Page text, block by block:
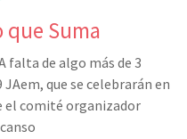
que Suma
falta de algo más de 3
que se celebrarán en
el comité organizador